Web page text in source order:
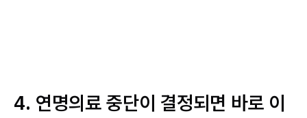
4. 연명의료 중단이 결정되면 바로 이